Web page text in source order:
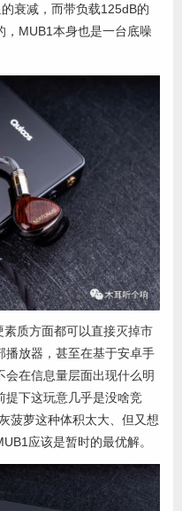
衰减，而带负载125dB的
，MUB1本身也是一台底噪
质方面都可以直接灭掉市
播放器，甚至在基于安卓手
在信息量层面出现什么明
提下这玩意几乎是没啥竞
菠萝这种体积太大、但又想
应该是暂时的最优解。